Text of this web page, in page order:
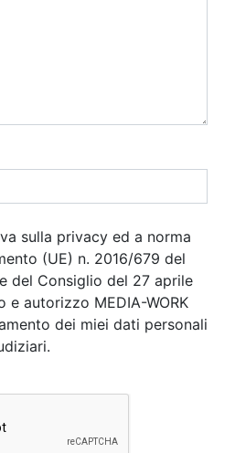
sulla privacy ed a norma
(UE) n. 2016/679 del
del Consiglio del 27 aprile
e autorizzo MEDIA-WORK
dei miei dati personali